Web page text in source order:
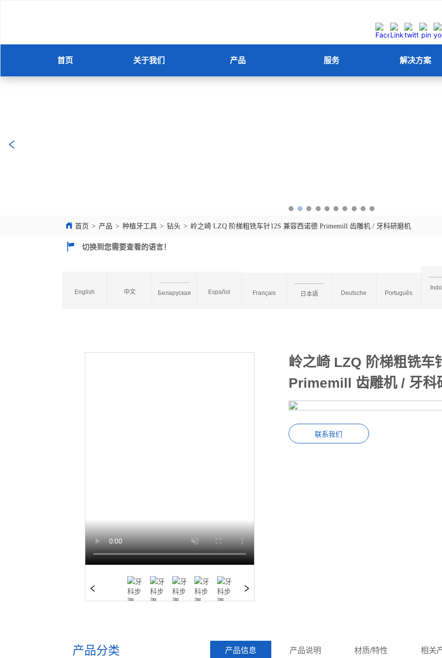
首页 关于我们 产品 服务 解决方案
首页 > 产品 > 种植牙工具 > 钻头 > 岭之崎 LZQ 阶梯粗铣车针12S 兼容西诺德 Primemill 齿雕机 / 牙科研磨机
切换到您需要查看的语言！
English 中文 Беларуская Español Français 日本語 Deutsche Português
岭之崎 LZQ 阶梯粗铣车
Primemill 齿雕机 / 牙科
联系我们
产品分类 ㅤㅤ产品信息ㅤㅤ ㅤㅤ产品说明ㅤㅤ ㅤㅤ材质/特性ㅤㅤ ㅤㅤ相关